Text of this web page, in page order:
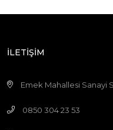
TRANSPORTER T6
POLO 7
İLETİŞİM
Emek Mahallesi Sanayi
0850 304 23 53